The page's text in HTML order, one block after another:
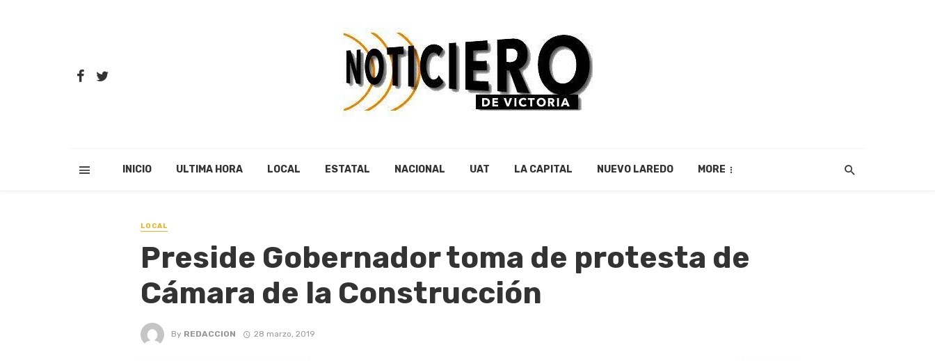
INICIO ULTIMA HORA LOCAL ESTATAL NACIONAL UAT LA CAPITAL NUEVO LAREDO MORE
LOCAL
Preside Gobernador toma de protesta de
Cámara de la Construcción
By REDACCION 28 marzo, 2019